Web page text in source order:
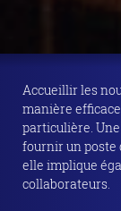
Accueillir les
manière
particulière.
fournir un poste
elle implique
collaborateurs.